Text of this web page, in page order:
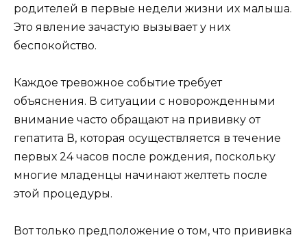
родителей в первые недели жизни их малыша.
Это явление зачастую вызывает у них
беспокойство.
Каждое тревожное событие требует
объяснения. В ситуации с новорожденными
внимание часто обращают на прививку от
гепатита В, которая осуществляется в течение
первых 24 часов после рождения, поскольку
многие младенцы начинают желтеть после
этой процедуры.
Вот только предположение о том, что прививка